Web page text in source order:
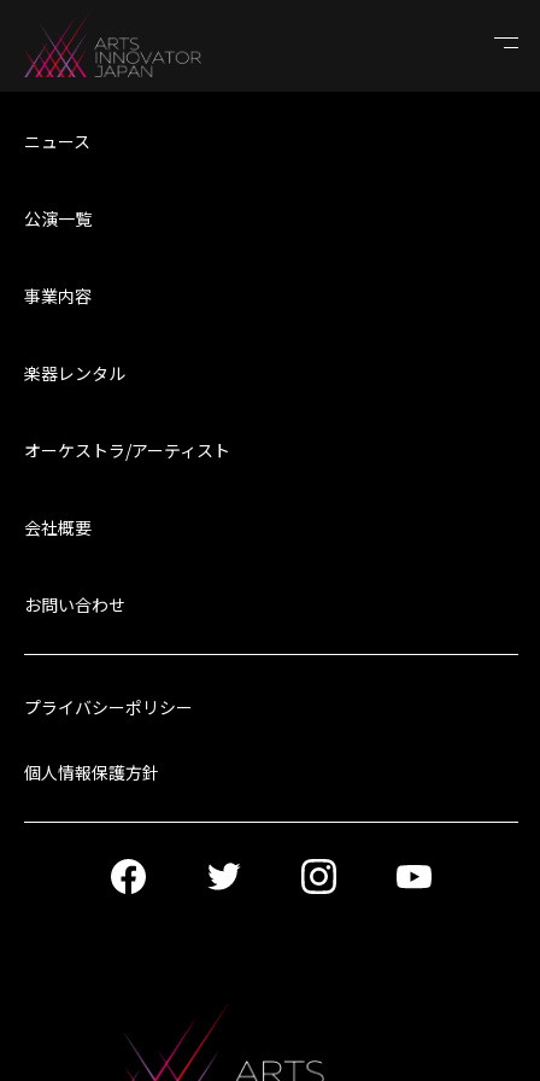
TOP
ニュース
公演一覧
事業内容
楽器レンタル
オーケストラ/アーティスト
会社概要
お問い合わせ
プライバシーポリシー
個人情報保護方針